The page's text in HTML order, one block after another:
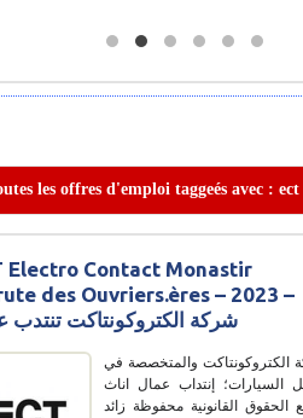
les offres d'emploi taggeés avec :
Electro Contact Monastir
des Ouvriers.ères – 2023 –
شركة الكتروكونتاكت تنتدب
الكتروكونتاكت والمتخصصة في
السيارات؛ إنتداب عمال اناث
الحقوق القانونية محفوظة زائد